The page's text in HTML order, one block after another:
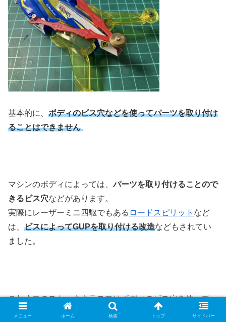
基本的に、 ボディのビス穴などを使ってパーツを取り付け
ることはできません。
マシンのボディによっては、パーツを取り付けることので
きるビス穴などがあります。
実際にレーザーミニ四駆でもある ロードスピリット など
は、 ビスによってGUPを取り付ける改造などもされてい
ました。
これまでのストッククラスではボディのビス穴を使って
GUPを取り付ける改造もされていましたが、
これが制限
メニュー ホーム 検索 トップ サイドバー